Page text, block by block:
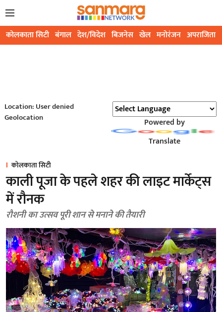
कोलकाता सिटी बंगाल देश/विदेश बिजनेस खेल मनोरंजन अपराजिता
Location: User denied
Geolocation
Powered by
Translate
कोलकाता सिटी
काली पूजा के पहले शहर की लाइट मार्केट्स
में रौनक
रौशनी का उत्सव पूरी शान से मनाने की तैयारी